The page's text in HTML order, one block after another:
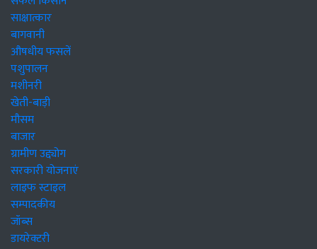
साक्षात्कार
बागवानी
औषधीय फसलें
पशुपालन
मशीनरी
खेती-बाड़ी
मौसम
बाजार
ग्रामीण उद्द्योग
सरकारी योजनाएं
लाइफ स्टाइल
सम्पादकीय
जॉब्स
डायरेक्टरी